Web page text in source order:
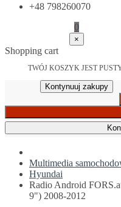
+48 798260070
0
×
Shopping cart
TWÓJ KOSZYK JEST
Kontynuuj zakupy
Multimedia
Hyundai
Radio Android
9") 2008-2012